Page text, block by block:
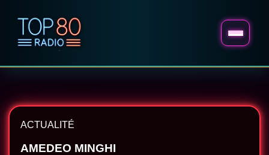
ACTUALITÉ
AMEDEO MINGHI